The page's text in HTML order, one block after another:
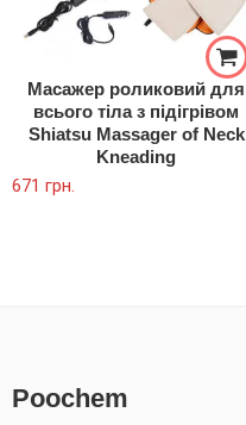
Масажер роликовий для
всього тіла з підігрівом
Shiatsu Massager of Neck
Kneading
671 грн.
Poochem